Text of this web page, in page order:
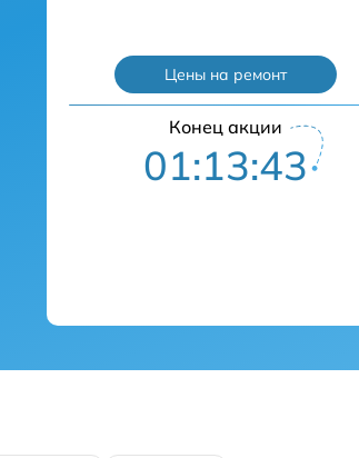
Цены на ремонт
Конец акции
01:13:42